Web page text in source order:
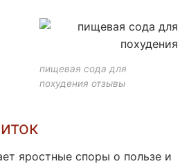
пищевая сода для
похудения отзывы
яростные споры о пользе и